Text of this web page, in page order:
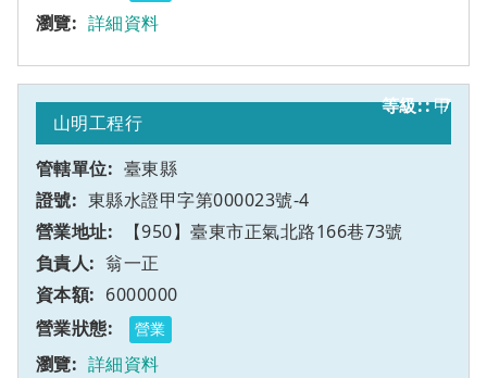
詳細資料
7
山明工程行
臺東縣
東縣水證甲字第000023號-4
【950】臺東市正氣北路166巷73號
甲
翁一正
6000000
營業
詳細資料